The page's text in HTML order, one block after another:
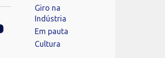
Giro na
Indústria
Em pauta
Cultura